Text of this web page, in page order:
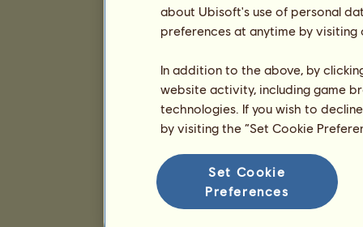
about Ubisoft's use of personal
preferences at anytime by
In addition to the above, by
website activity, including game
technologies. If you wish to
by visiting the “Set Cookie
Set Cookie
Preferences